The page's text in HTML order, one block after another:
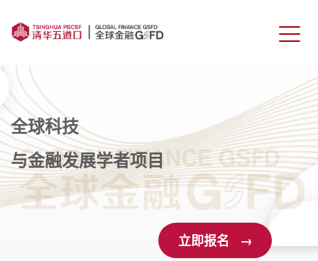
师资力量
学生校友
报名申请
全球科技
与金融发展学者项目
立即报名 →